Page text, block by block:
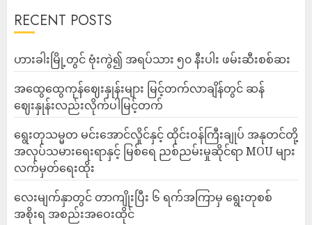
RECENT POSTS
ဟားခါးမြို့တွင် ဗုံးကွဲ၍ အရပ်သား ၅၀ နီးပါး ဖမ်းဆီးစစ်ဆး
အထွေထွေကုန်ဈေးနှုန်းများ မြင့်တက်လာချိန်တွင် ဆန်
ဈေးနှုန်းလည်းလိုက်ပါမြင့်တက်
ရွေးတုသမ္မတ မင်းအောင်လှိုင်နှင့် ထိုင်းဝန်ကြီးချုပ် အနုတင်တို့
အလုပ်သမားရေးရာနှင့် မြစ်ရေ ညစ်ညမ်းမှုဆိုင်ရာ MOU များ
လက်မှတ်ရေးထိုး
လေးမျက်နှာတွင် တာကျိုးပြီး ၆ ရက်အကြာမှ ရွေးတုစစ်
အစိုးရ အစည်းအဝေးထိုင်